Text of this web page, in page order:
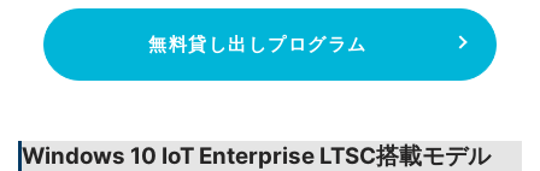
無料貸し出しプログラム
Windows 10 IoT Enterprise LTSC搭載モデル